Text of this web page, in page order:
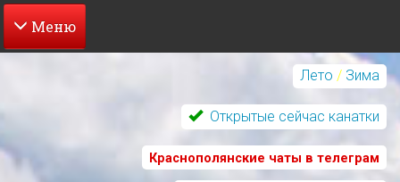
Перейти
содержанию
Лето / Зима
Открытые сейчас канатки
Краснополянские чаты в телеграм